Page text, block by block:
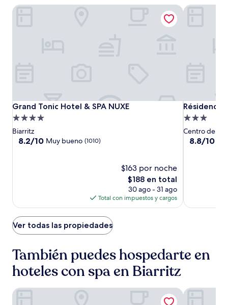
Grand
Tonic
Hotel
Grand
Tonic
Hotel
Grand Tonic Hotel & SPA NUXE
Grand Tonic Hotel & SPA NUXE
Propiedad
de
4.0
Biarritz
8.2
8.2/10 Muy bueno (1010)
$163 por noche
El
precio
actual
es
$188 en total
30 ago - 31 ago
Total con impuestos y cargos
Grand Tonic Hotel & SPA NUXE
Résidence
Vacances
Bleues
Le
Grand
Résidence
Résidence
Propiedad
de
3.0
Centro de la
8.8
8.8/10
Résidence
Ver todas las propiedades
También puedes hospedarte en
hoteles con spa en Biarritz
Grand Tonic Hotel & SPA NUXE Pierre &